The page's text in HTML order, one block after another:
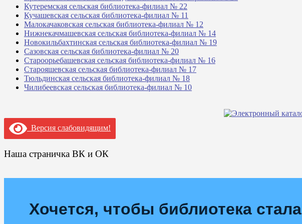
Кутеремская сельская библиотека-филиал № 22
Кучашевская сельская библиотека-филиал № 11
Малокачаковская сельская библиотека-филиал № 12
Нижнекачмашевская сельская библиотека-филиал № 14
Новокильбахтинская сельская библиотека-филиал № 19
Сазовская сельская библиотека-филиал № 20
Староорьебашевская сельская библиотека-филиал № 16
Старояшевская сельская библиотека-филиал № 17
Тюльдинская сельская библиотека-филиал № 18
Чилибеевская сельская библиотека-филиал № 10
Версия слабовидящим!
Наша страничка ВК и ОК
Хочется, чтобы библиотека стала